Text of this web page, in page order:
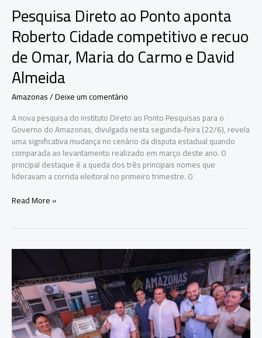
Pesquisa Direto ao Ponto aponta
Roberto Cidade competitivo e recuo
de Omar, Maria do Carmo e David
Almeida
Amazonas/Deixe um comentário
A nova pesquisa do instituto Direto ao Ponto Pesquisas para o
Governo do Amazonas, divulgada nesta segunda-feira (22/6), revela
uma significativa mudança no cenário da disputa estadual quando
comparada ao levantamento realizado em março deste ano. O
principal destaque é a queda dos três principais nomes que
lideravam a corrida eleitoral no primeiro trimestre. O
Pesquisa
aponta
Roberto
competitivo
e
recuo
de
Omar,
Read More »